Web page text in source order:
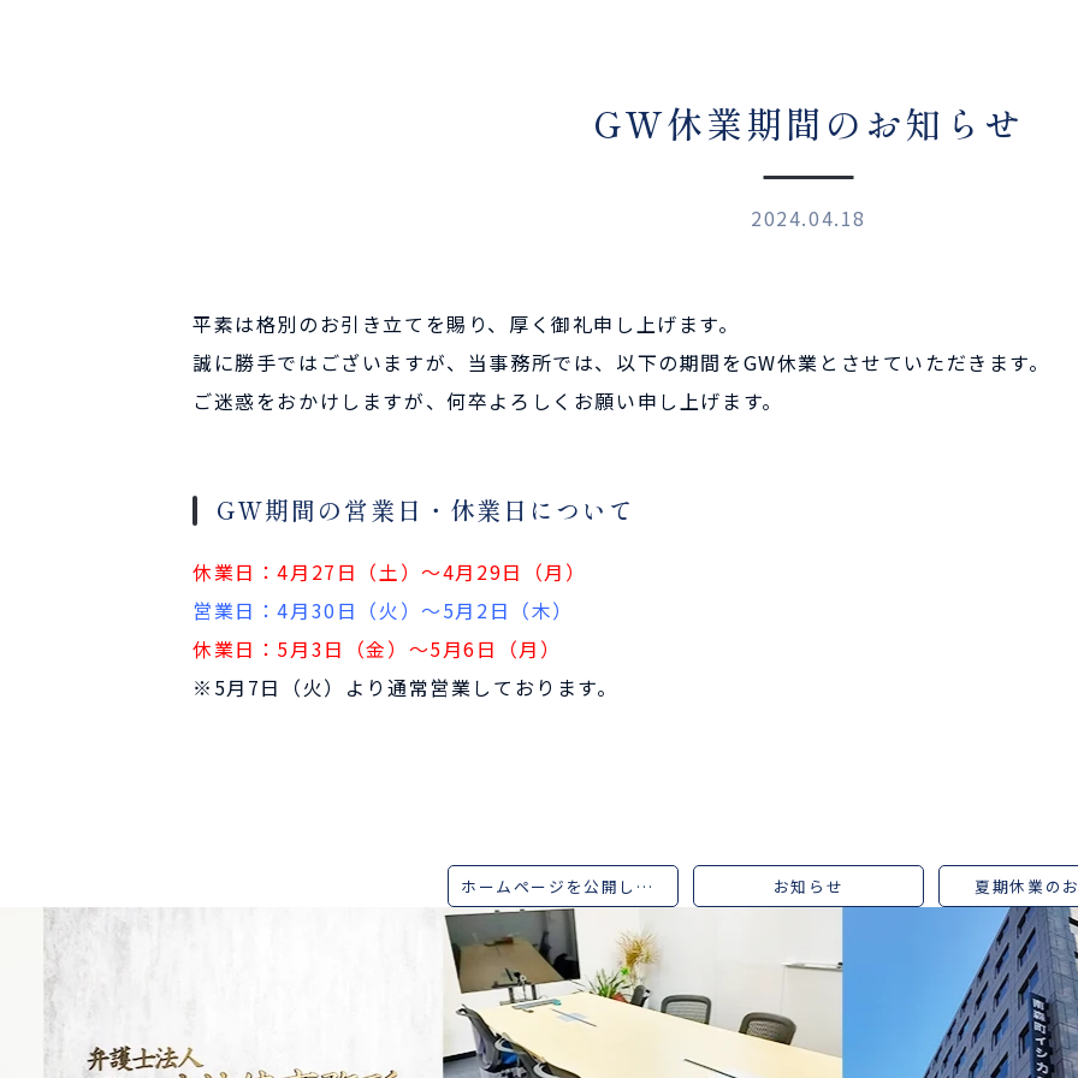
GW休業期間のお知らせ
2024.04.18
平素は格別のお引き立てを賜り、厚く御礼申し上げます。
誠に勝手ではございますが、当事務所では、以下の期間をGW休業とさせていただきます。
ご迷惑をおかけしますが、何卒よろしくお願い申し上げます。
GW期間の営業日・休業日について
休業日：4月27日（土）〜4月29日（月）
営業日：4月30日（火）〜5月2日（木）
休業日：5月3日（金）〜5月6日（月）
※5月7日（火）より通常営業しております。
ホームページを公開しました お知らせ 夏期休業の